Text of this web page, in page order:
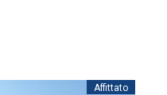
Affittato